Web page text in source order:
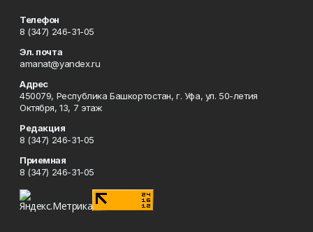
Телефон
8 (347) 246-31-05
Эл. почта
amanat@yandex.ru
Адрес
450079, Республика Башкортостан, г. Уфа, ул. 50-летия
Октября, 13, 7 этаж
Редакция
8 (347) 246-31-05
Приемная
8 (347) 246-31-05